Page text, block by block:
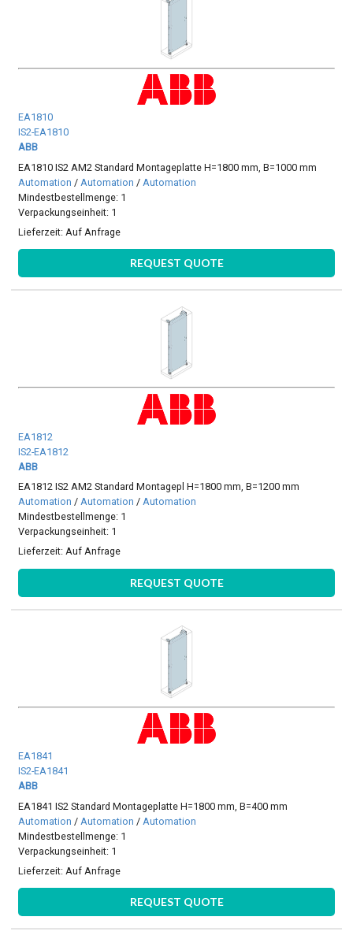
EA1810
IS2-EA1810
ABB
EA1810 IS2 AM2 Standard Montageplatte H=1800 mm, B=1000 mm
Automation / Automation / Automation
Mindestbestellmenge: 1
Verpackungseinheit: 1
Lieferzeit: Auf Anfrage
REQUEST QUOTE
EA1812
IS2-EA1812
ABB
EA1812 IS2 AM2 Standard Montagepl H=1800 mm, B=1200 mm
Automation /Automation /Automation
Mindestbestellmenge: 1
Verpackungseinheit: 1
Lieferzeit:Auf Anfrage
REQUEST QUOTE
EA1841
IS2-EA1841
ABB
EA1841 IS2 Standard Montageplatte H=1800 mm, B=400 mm
Automation / Automation / Automation
Mindestbestellmenge: 1
Verpackungseinheit: 1
Lieferzeit: Auf Anfrage
REQUEST QUOTE